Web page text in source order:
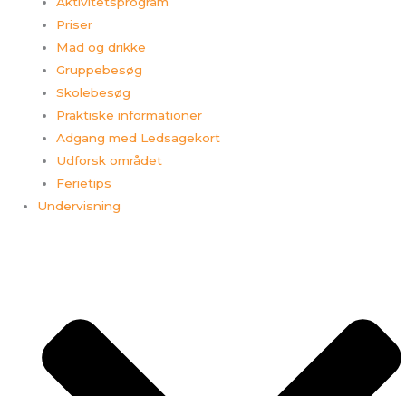
Priser
Mad og drikke
Gruppebesøg
Skolebesøg
Praktiske informationer
Adgang med Ledsagekort
Udforsk området
Ferietips​
Undervisning